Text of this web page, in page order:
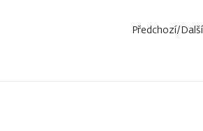
Předchozí/Další